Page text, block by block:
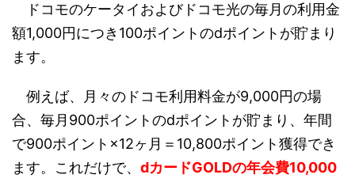
ドコモのケータイおよびドコモ光の毎月の利用金
額1,000円につき100ポイントのdポイントが貯まり
ます。
例えば、月々のドコモ利用料金が9,000円の場
合、毎月900ポイントのdポイントが貯まり、年間
で900ポイント×12ヶ月＝10,800ポイント獲得でき
ます。これだけで、 dカードGOLDの年会費10,000